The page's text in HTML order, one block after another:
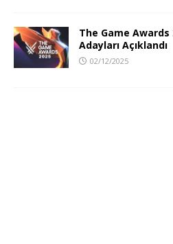
The Game Awards
Adayları Açıklandı
02/12/2025